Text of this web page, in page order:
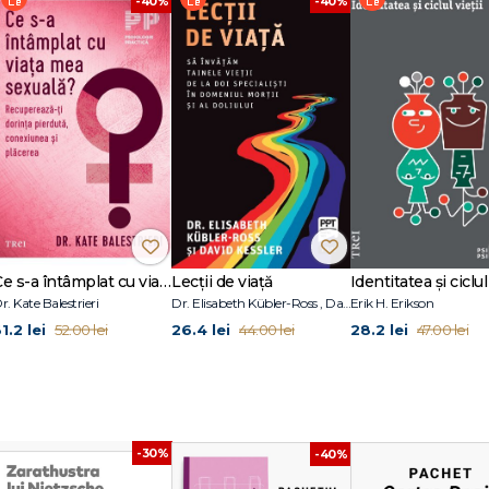
nouă, devenită un «quasi modo genitus». Iniţierea este adesea
Obiceiurile sunt fără îndoială străvechi şi au lăsat urme în inconştientul
mecanism instinctiv, aşa încât şi fără o necesitate exterioară se reproduc
studenţilor americani care îl depăşesc pe acesta. Ele sunt îngropate
spune Augustin."
Ce s-a întâmplat cu viața mea sexuală?
Kate Balestrieri
lei 52.00 lei
Lecții de viață
Dr. Elisabeth Kübler-Ross , David Kessler
26.4 lei 44.00 lei
Identitatea și
Erik H. Erikson
28.2 lei 47.00 lei
-30% -40%